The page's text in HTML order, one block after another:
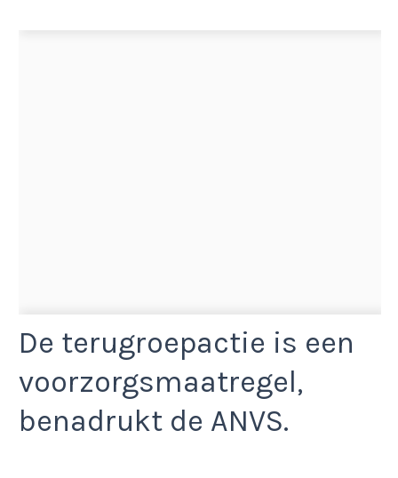
De terugroepactie is een
voorzorgsmaatregel,
benadrukt de ANVS.